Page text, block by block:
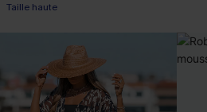
Taille haute